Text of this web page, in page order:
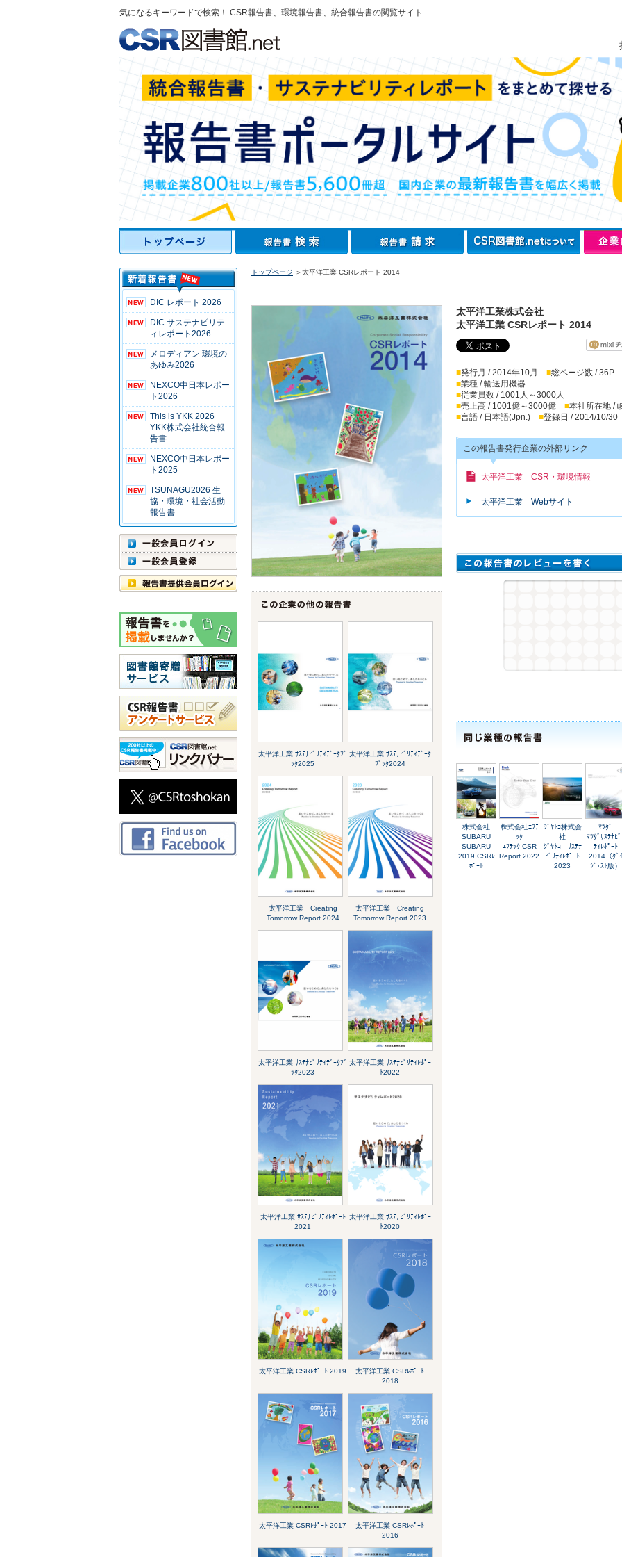
気になるキーワードで検索！ CSR報告書、環境報告書、統合報告書の閲覧サイト
DIC レポート 2026
DIC サステナビリテ
ィレポート2026
メロディアン 環境の
あゆみ2026
NEXCO中日本レポー
ト2026
This is YKK 2026
YKK株式会社統合報
告書
NEXCO中日本レポー
ト2025
TSUNAGU2026 生
協・環境・社会活動
報告書
トップページ ＞太平洋工業 CSRレポート 2014
太平洋工業 ｻｽﾃﾅﾋﾞﾘﾃｨﾃﾞｰﾀﾌﾞ
ｯｸ2025
太平洋工業 ｻｽﾃﾅﾋﾞﾘﾃｨﾃﾞｰﾀ
ﾌﾞｯｸ2024
太平洋工業 Creating
Tomorrow Report 2024
太平洋工業 Creating
Tomorrow Report 2023
太平洋工業 ｻｽﾃﾅﾋﾞﾘﾃｨﾃﾞｰﾀﾌﾞ
ｯｸ2023
太平洋工業 ｻｽﾃﾅﾋﾞﾘﾃｨﾚﾎﾟｰ
ﾄ2022
太平洋工業 ｻｽﾃﾅﾋﾞﾘﾃｨﾚﾎﾟｰﾄ
2021
太平洋工業 ｻｽﾃﾅﾋﾞﾘﾃｨﾚﾎﾟｰ
ﾄ2020
太平洋工業 CSRﾚﾎﾟｰﾄ 2019
太平洋工業 CSRﾚﾎﾟｰﾄ
2018
太平洋工業 CSRﾚﾎﾟｰﾄ 2017
太平洋工業 CSRﾚﾎﾟｰﾄ
2016
太平洋工業株式会社
太平洋工業 CSRレポート 2014
■発行月 / 2014年10月 ■総ページ数 / 36P
■業種 / 輸送用機器
■従業員数 / 1001人～3000人
■売上高 / 1001億～3000億 ■本社所在地 /
■言語 / 日本語(Jpn.) ■登録日 / 2014/10/30
この報告書発行企業の外部リンク
太平洋工業 CSR・環境情報
太平洋工業 Webサイト
株式会社
SUBARU
SUBARU
2019 CSRﾚ
ﾎﾟｰﾄ
株式会社ｴﾌﾃ
ｯｸ
ｴﾌﾃｯｸ CSR
Report 2022
ｼﾞﾔﾄｺ株式会
社
ｼﾞﾔﾄｺ ｻｽﾃﾅ
ﾋﾞﾘﾃｨﾚﾎﾟｰﾄ
2023
ﾏﾂﾀﾞ
ﾏﾂﾀﾞｻｽﾃﾅﾋﾞ
ﾃｨﾚﾎﾟｰﾄ
2014（ﾀﾞｲ
ｼﾞｪｽﾄ版）